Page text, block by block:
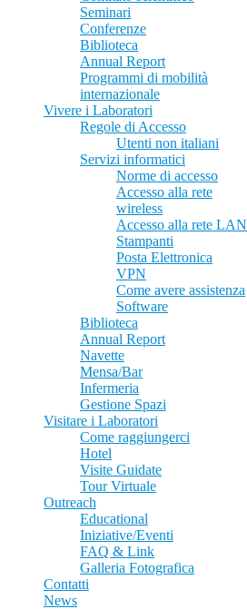
Seminari
Conferenze
Biblioteca
Annual Report
Programmi di mobilità
internazionale
Vivere i Laboratori
Regole di Accesso
Utenti non italiani
Servizi informatici
Norme di accesso
Accesso alla rete
wireless
Accesso alla rete LAN
Stampanti
Posta Elettronica
VPN
Come avere assistenza
Software
Biblioteca
Annual Report
Navette
Mensa/Bar
Infermeria
Gestione Spazi
Visitare i Laboratori
Come raggiungerci
Hotel
Visite Guidate
Tour Virtuale
Outreach
Educational
Iniziative/Eventi
FAQ & Link
Galleria Fotografica
Contatti
News